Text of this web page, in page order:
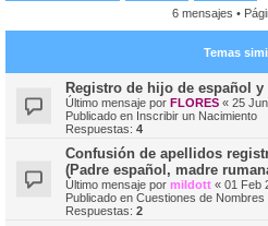
6 mensajes •
Temas
Registro de hijo de español
Último mensaje por FLORES « 25
Publicado en Inscribir un Nacimiento
Respuestas: 4
Confusión de apellidos
(Padre español, madre
Último mensaje por mildott « 01 Feb
Publicado en Cuestiones de Nombres
Respuestas: 2